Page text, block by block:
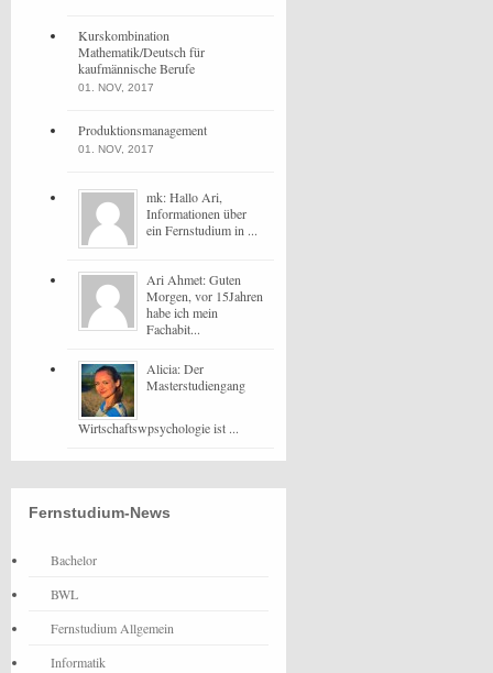
Kurskombination
Mathematik/Deutsch für
kaufmännische Berufe
01. NOV, 2017
Produktionsmanagement
01. NOV, 2017
mk: Hallo Ari,
Informationen über
ein Fernstudium in ...
Ari Ahmet: Guten
Morgen, vor 15Jahren
habe ich mein
Fachabit...
Alicia: Der
Masterstudiengang
Wirtschaftswpsychologie ist ...
Fernstudium-News
Bachelor
BWL
Fernstudium Allgemein
Informatik